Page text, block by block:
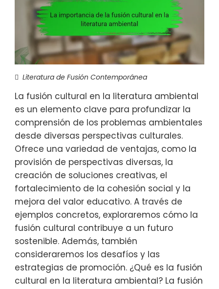
Literatura de Fusión Contemporánea
La fusión cultural en la literatura ambiental
es un elemento clave para profundizar la
comprensión de los problemas ambientales
desde diversas perspectivas culturales.
Ofrece una variedad de ventajas, como la
provisión de perspectivas diversas, la
creación de soluciones creativas, el
fortalecimiento de la cohesión social y la
mejora del valor educativo. A través de
ejemplos concretos, exploraremos cómo la
fusión cultural contribuye a un futuro
sostenible. Además, también
consideraremos los desafíos y las
estrategias de promoción. ¿Qué es la fusión
cultural en la literatura ambiental? La fusión